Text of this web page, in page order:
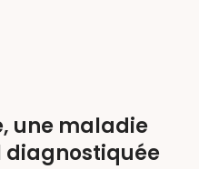
une maladie